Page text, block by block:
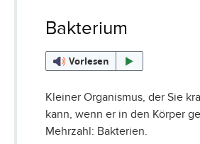
Bakterium
Vorlesen
Kleiner Organismus, der Sie
kann, wenn er in den Körper
Mehrzahl: Bakterien.